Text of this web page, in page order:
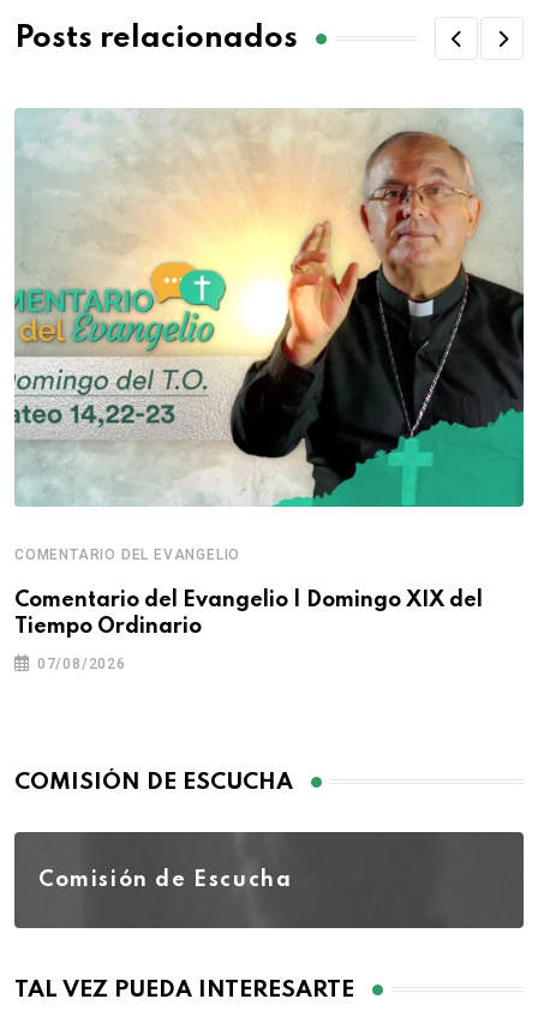
Posts relacionados
COMENTARIO DEL EVANGELIO
Comentario del Evangelio | Domingo XIX del
Tiempo Ordinario
07/08/2026
COMISIÓN DE ESCUCHA
Comisión de Escucha
TAL VEZ PUEDA INTERESARTE